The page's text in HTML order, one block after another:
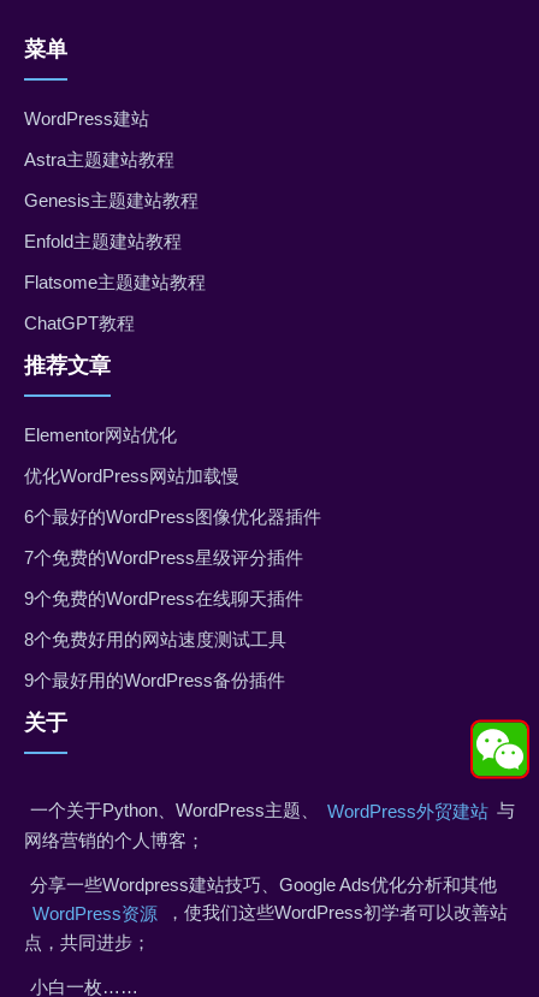
菜单
WordPress建站
Astra主题建站教程
Genesis主题建站教程
Enfold主题建站教程
Flatsome主题建站教程
ChatGPT教程
推荐文章
Elementor网站优化
优化WordPress网站加载慢
6个最好的WordPress图像优化器插件
7个免费的WordPress星级评分插件
9个免费的WordPress在线聊天插件
8个免费好用的网站速度测试工具
9个最好用的WordPress备份插件
关于
一个关于Python、WordPress主题、 WordPress外贸建站 与
网络营销的个人博客；
分享一些Wordpress建站技巧、Google Ads优化分析和其他
WordPress资源
，使我们这些WordPress初学者可以改善站
点，共同进步；
小白一枚……